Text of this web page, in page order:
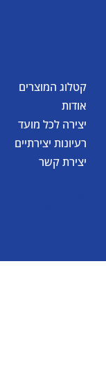
קטלוג המוצרים
אודות
יצירה לכל מועד
רעיונות יצירתיים
יצירת קשר